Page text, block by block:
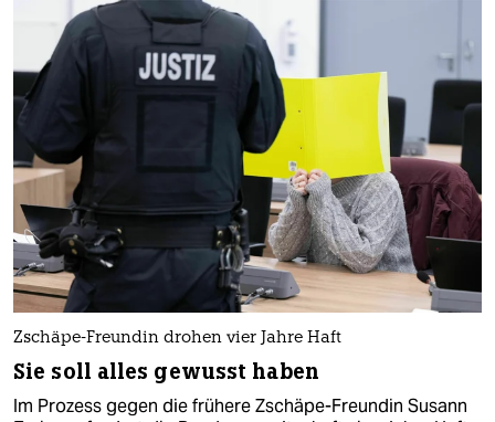
Zschäpe-Freundin drohen vier Jahre Haft
Sie soll alles gewusst haben
Im Prozess gegen die frühere Zschäpe-Freundin Susann